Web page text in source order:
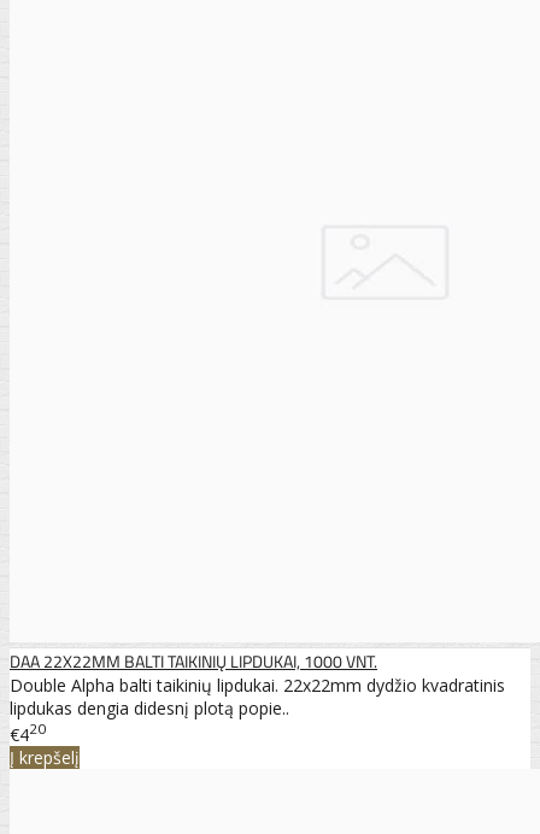
DAA 22X22MM BALTI TAIKINIŲ LIPDUKAI, 1000 VNT.
Double Alpha balti taikinių lipdukai. 22x22mm dydžio kvadratinis
lipdukas dengia didesnį plotą popie..
€420
Į krepšelį